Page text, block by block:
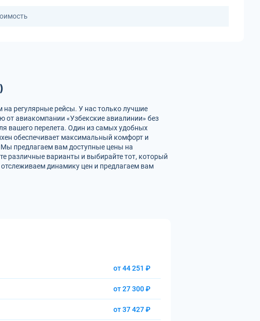
регулярные рейсы. У нас только лучшие
авиакомпании «Узбекские авиалинии» без
вашего перелета. Один из самых удобных
обеспечивает максимальный комфорт и
предлагаем вам доступные цены на
различные варианты и выбирайте тот, который
динамику цен и предлагаем вам
от 44 251 ₽
от 27 300 ₽
от 37 427 ₽